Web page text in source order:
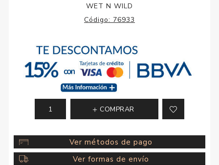
WET N WILD
Código: 76933
COMPRAR
Ver métodos de pago
Ver formas de envío